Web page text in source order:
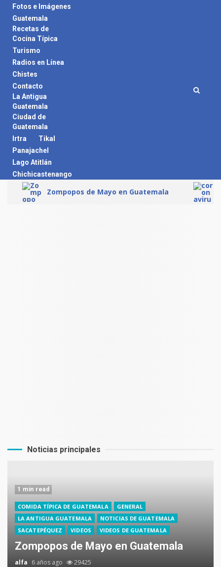
content
Fotos e Imágenes
Guatemala
Recetas de
Cocina Típica
Turismo
Radios en Línea
Chistes
Contacto
La Antigua
Guatemala
Ciudad de
Guatemala
Irtra
Tikal
Panajachel
Lago Atitlán
Chichicastenango
Zompopos de Mayo en Guatemala
Noticias principales
1 min read
COMIDA TÍPICA DE GUATEMALA
GENERAL
LA ANTIGUA GUATEMALA
NOTICIAS DE GUATEMALA
SACATEPÉQUEZ
VIDEOS VIDEOS DE GUATEMALA
Zompopos de Mayo en Guatemala
alfa 6 años ago 29425